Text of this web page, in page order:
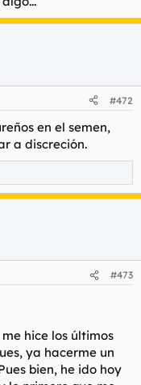
#472
en el semen,
a discreción.
#473
hice los últimos
ya hacerme un
bien, he ido hoy